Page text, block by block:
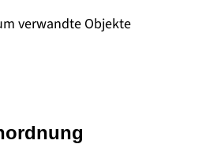
verwandte Objekte